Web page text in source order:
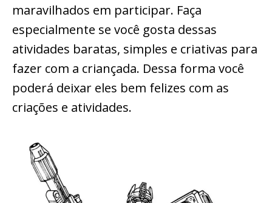
maravilhados em participar. Faça
especialmente se você gosta dessas
atividades baratas, simples e criativas para
fazer com a criançada. Dessa forma você
poderá deixar eles bem felizes com as
criações e atividades.